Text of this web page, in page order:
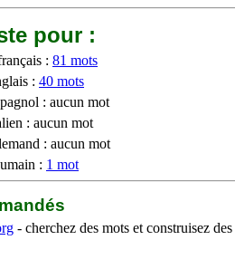
pour :
: 81 mots
: 40 mots
: aucun mot
: aucun mot
: aucun mot
: 1 mot
- cherchez des mots et construisez